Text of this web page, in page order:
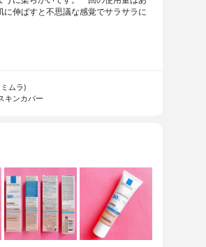
に伸ばすと不思議な感覚でサラサラに
ムラ)
キンカバー